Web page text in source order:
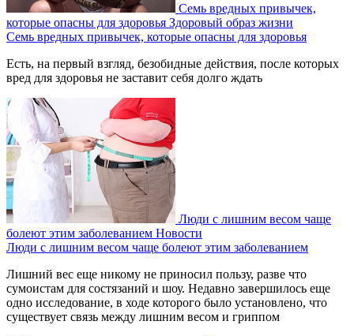
Семь вредных привычек,
которые опасны для здоровья Здоровый образ жизни
Семь вредных привычек, которые опасны для здоровья
Есть, на первый взгляд, безобидные действия, после которых
вред для здоровья не заставит себя долго ждать
Люди с лишним весом чаще
болеют этим заболеванием Новости
Люди с лишним весом чаще болеют этим заболеванием
Лишний вес еще никому не приносил пользу, разве что
сумоистам для состязаний и шоу. Недавно завершилось еще
одно исследование, в ходе которого было установлено, что
существует связь между лишним весом и гриппом